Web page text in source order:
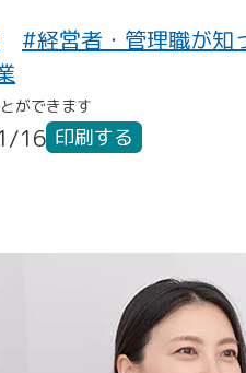
#経営者・管理職が知
ができます
16 印刷する